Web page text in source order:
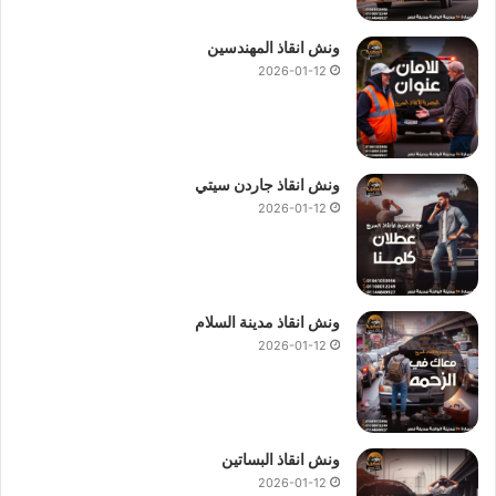
ونش انقاذ المهندسين
ونش انقاذ في المهندسين
رقم ونش انقاذ المهندسين
ونش انقاذ سيارات المهندسين
ونش انقاذ سيارات في المهندسين
ونش في المهندسين
ونش المهندسين
ونش سيارات في المهندسين
انقاذ السيارات في المهندسين
اسعار ونش انقاذ المهندسين
فقط نجعلها سهلة باتصالك بنا علي
01017439322او
نستعين بفريق من السائقين الخبرة لأنقاذ سيارتك كما نمتلك أيضا
اوناش لأنقاذ السيارات المعطلة ولدينا نظام رفع هيدروليكي متكامل
للتعامل مع حالات العربات الثقيلة وعربات النقل والنصف نقل
ونش انقاذ المهندسين
2026-01-12
ونش انقاذ جاردن سيتي
2026-01-12
ونش انقاذ مدينة السلام
2026-01-12
ونش انقاذ البساتين
2026-01-12